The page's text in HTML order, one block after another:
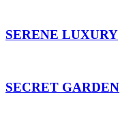
SERENE LUXURY
SECRET GARDEN